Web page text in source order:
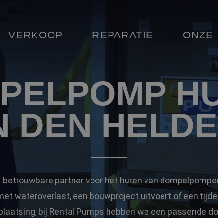
VERKOOP REPARATIE ONZE
DEN
partner voor het huren van
wateroverlast, een bouwproject uitvoert of een
bij Rental Pumps hebben we een passende